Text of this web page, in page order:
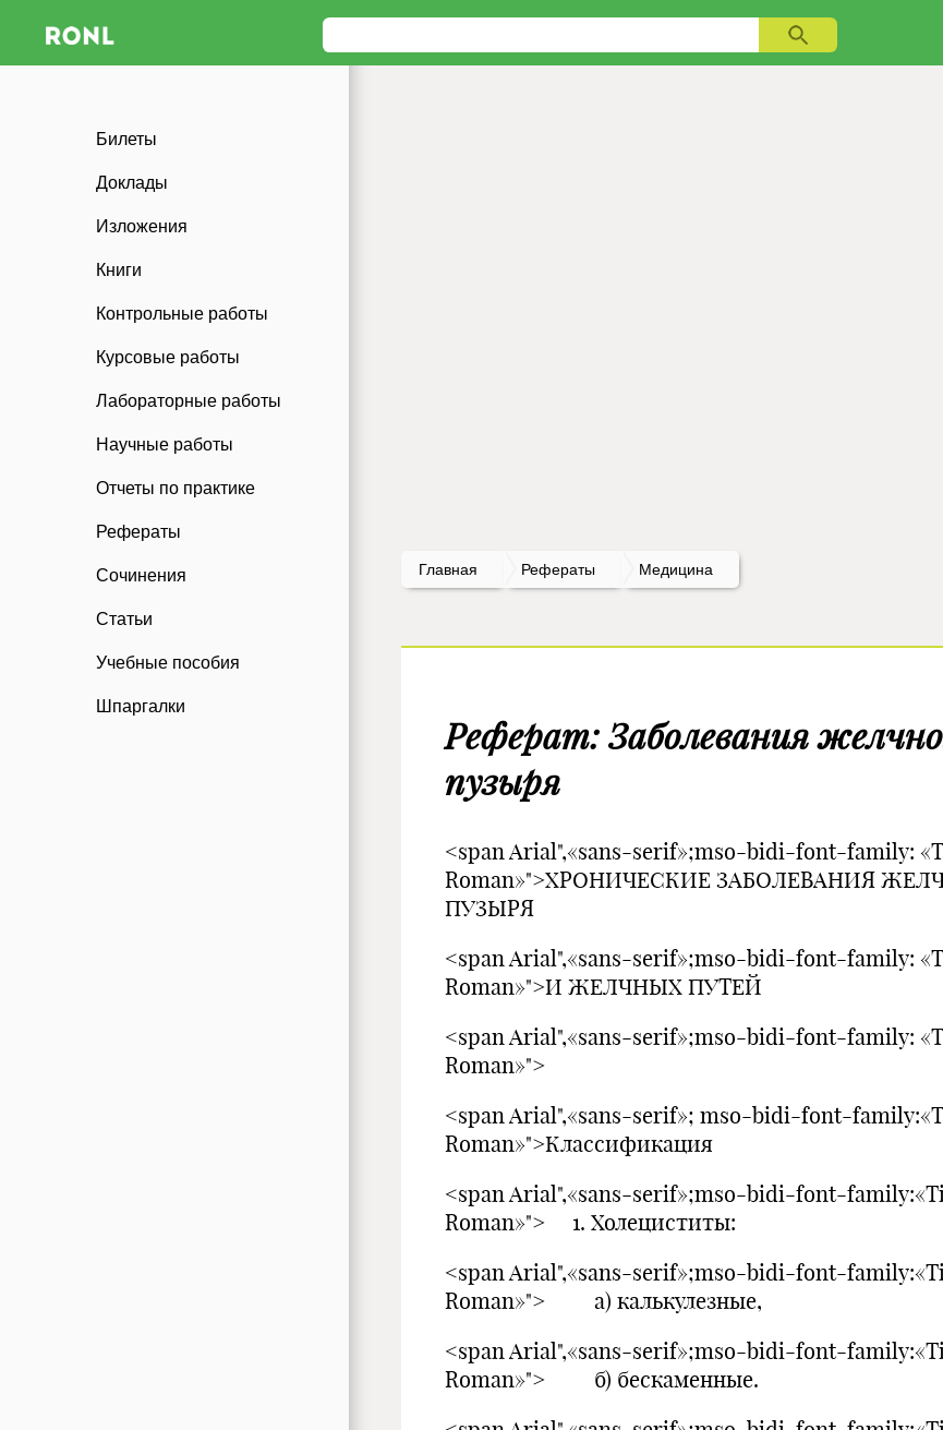
Билеты
Доклады
Изложения
Книги
Контрольные работы
Курсовые работы
Лабораторные работы
Научные работы
Отчеты по практике
Рефераты
Сочинения
Статьи
Учебные пособия
Шпаргалки
Главная Рефераты Медицина
Реферат: Заболевания
пузыря
<span Arial",«sans-serif»;mso-bidi-font-family:
Roman»">ХРОНИЧЕСКИЕ ЗАБОЛЕВАНИЯ
ПУЗЫРЯ
<span Arial",«sans-serif»;mso-bidi-font-family:
Roman»">И ЖЕЛЧНЫХ ПУТЕЙ
<span Arial",«sans-serif»;mso-bidi-font-family:
Roman»">
<span Arial",«sans-serif»; mso-bidi-font-
Roman»">Классификация
<span Arial",«sans-serif»;mso-bidi-font-
Roman»"> 1. Холециститы:
<span Arial",«sans-serif»;mso-bidi-font-
Roman»"> а) калькулезные,
<span Arial",«sans-serif»;mso-bidi-font-
Roman»"> б) бескаменные.